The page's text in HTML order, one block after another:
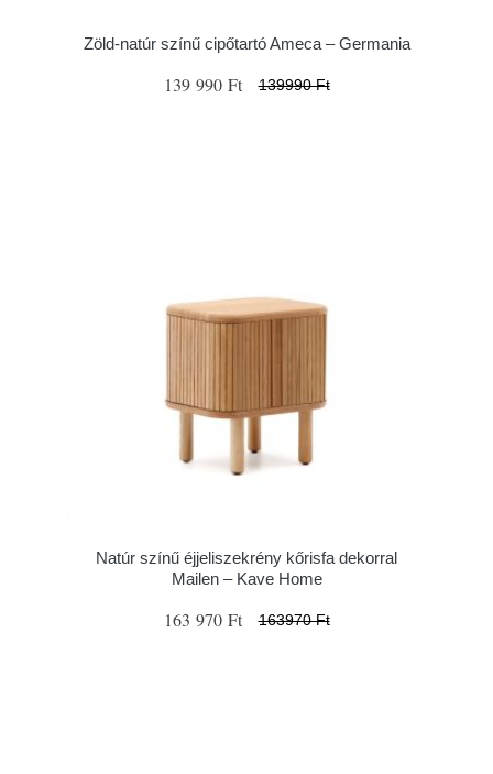
Zöld-natúr színű cipőtartó Ameca – Germania
139 990 Ft 139990 Ft
Natúr színű éjjeliszekrény kőrisfa dekorral
Mailen – Kave Home
163 970 Ft 163970 Ft